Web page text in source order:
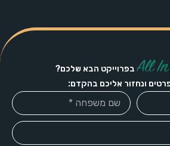
All In בפרוייקט הבא שלכם?
ונחזור אליכם בהקדם: